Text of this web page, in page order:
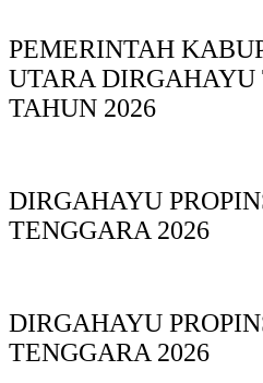
PEMERINTAH
UTARA DIRGAHAYU
TAHUN 2026
DIRGAHAYU
TENGGARA 2026
DIRGAHAYU
TENGGARA 2026